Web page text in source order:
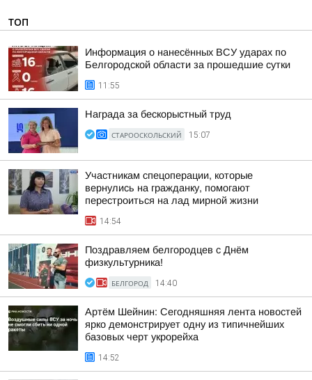
ТОП
Информация о нанесённых ВСУ ударах по
Белгородской области за прошедшие сутки
11:55
Награда за бескорыстный труд
СТАРООСКОЛЬСКИЙ 15:07
Участникам спецоперации, которые
вернулись на гражданку, помогают
перестроиться на лад мирной жизни
14:54
Поздравляем белгородцев с Днём
физкультурника!
БЕЛГОРОД 14:40
Артём Шейнин: Сегодняшняя лента новостей
ярко демонстрирует одну из типичнейших
базовых черт укрорейха
14:52